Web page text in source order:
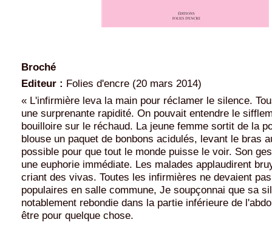
Broché
Editeur : Folies d'encre (20 mars 2014)
« L'infirmière leva la main pour réclamer le silence.
une surprenante rapidité. On pouvait entendre le
bouilloire sur le réchaud. La jeune femme sortit de la
blouse un paquet de bonbons acidulés, levant le bras
possible pour que tout le monde puisse le voir. Son
une euphorie immédiate. Les malades applaudirent
criant des vivas. Toutes les infirmières ne devaient
populaires en salle commune, Je soupçonnai que sa
notablement rebondie dans la partie inférieure de
être pour quelque chose.